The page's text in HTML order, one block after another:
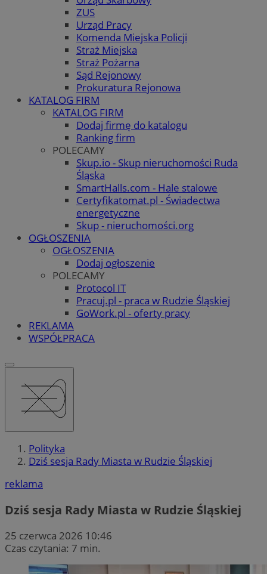
ZUS
Urząd Pracy
Komenda Miejska Policji
Straż Miejska
Straż Pożarna
Sąd Rejonowy
Prokuratura Rejonowa
KATALOG FIRM
KATALOG FIRM
Dodaj firmę do katalogu
Ranking firm
POLECAMY
Skup.io - Skup nieruchomości Ruda
Śląska
SmartHalls.com - Hale stalowe
Certyfikatomat.pl - Świadectwa
energetyczne
Skup - nieruchomości.org
OGŁOSZENIA
OGŁOSZENIA
Dodaj ogłoszenie
POLECAMY
Protocol IT
Pracuj.pl - praca w Rudzie Śląskiej
GoWork.pl - oferty pracy
REKLAMA
WSPÓŁPRACA
Polityka
Dziś sesja Rady Miasta w Rudzie Śląskiej
reklama
Dziś sesja Rady Miasta w Rudzie Śląskiej
25 czerwca 2026 10:46
Czas czytania: 7 min.